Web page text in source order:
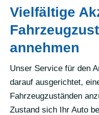
Vielfältige
annehmen
Unser Service für den
darauf ausgerichtet,
Fahrzeugzuständen
Zustand sich Ihr Auto